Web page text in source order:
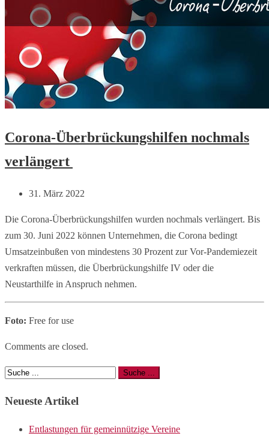
Corona-Überbrückungshilfen nochmals
verlängert
31. März 2022
Die Corona-Überbrückungshilfen wurden nochmals verlängert. Bis
zum 30. Juni 2022 können Unternehmen, die Corona bedingt
Umsatzeinbußen von mindestens 30 Prozent zur Vor-Pandemiezeit
verkraften müssen, die Überbrückungshilfe IV oder die
Neustarthilfe in Anspruch nehmen.
Foto: Free for use
Comments are closed.
Neueste Artikel
Entlastungen für gemeinnützige Vereine